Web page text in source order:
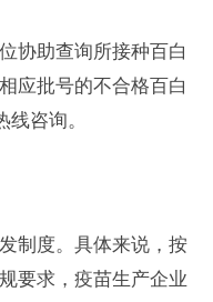
协助查询所接种百白
应批号的不合格百白
咨询。
制度。具体来说，按
要求，疫苗生产企业